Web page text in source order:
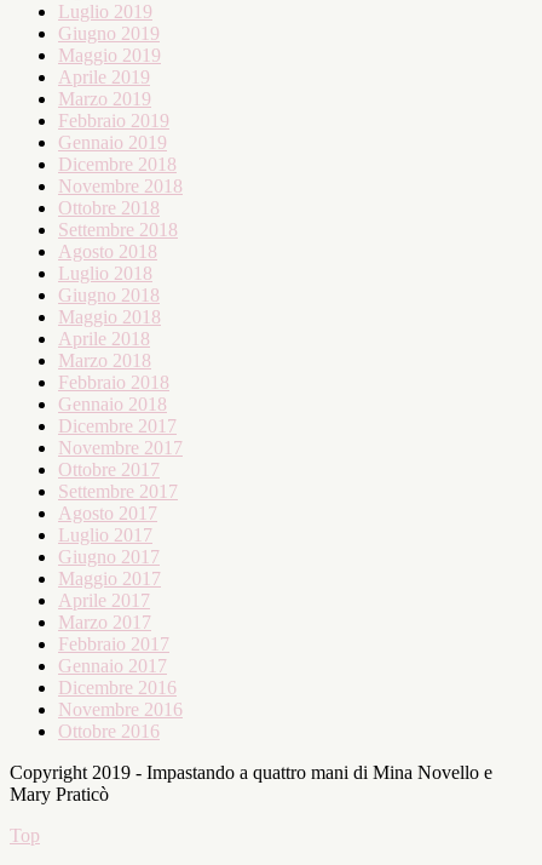
Luglio 2019
Giugno 2019
Maggio 2019
Aprile 2019
Marzo 2019
Febbraio 2019
Gennaio 2019
Dicembre 2018
Novembre 2018
Ottobre 2018
Settembre 2018
Agosto 2018
Luglio 2018
Giugno 2018
Maggio 2018
Aprile 2018
Marzo 2018
Febbraio 2018
Gennaio 2018
Dicembre 2017
Novembre 2017
Ottobre 2017
Settembre 2017
Agosto 2017
Luglio 2017
Giugno 2017
Maggio 2017
Aprile 2017
Marzo 2017
Febbraio 2017
Gennaio 2017
Dicembre 2016
Novembre 2016
Ottobre 2016
Copyright 2019 - Impastando a quattro mani di Mina Novello e
Mary Praticò
Top